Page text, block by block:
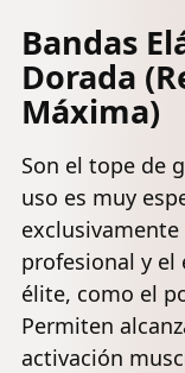
Bandas
Dorada
Máxima)
Son el tope de
uso es muy
profesional y el
élite, como el
Permiten
activación